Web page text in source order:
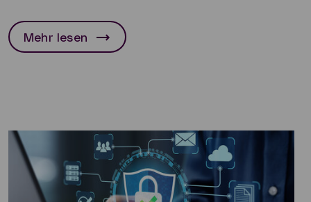
Mehr lesen